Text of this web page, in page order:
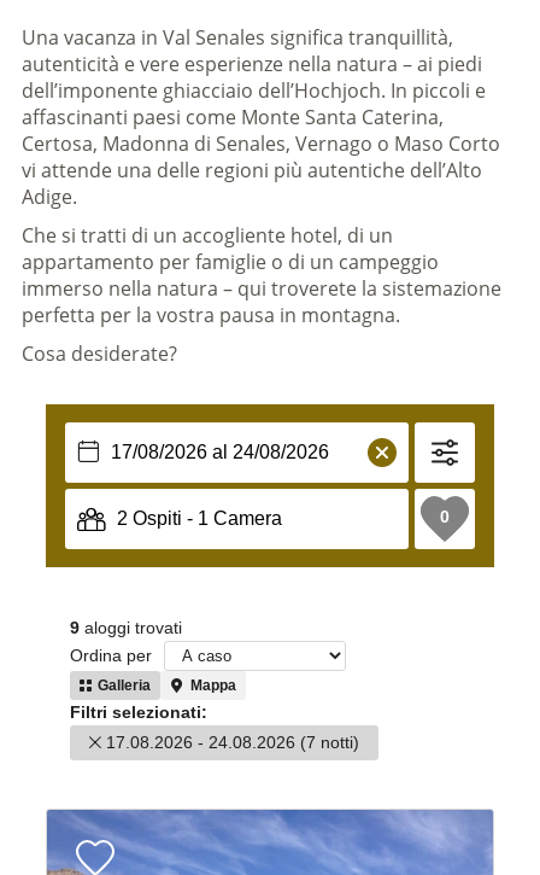
Una vacanza in Val Senales significa tranquillità,
autenticità e vere esperienze nella natura – ai piedi
dell’imponente ghiacciaio dell’Hochjoch. In piccoli e
affascinanti paesi come Monte Santa Caterina,
Certosa, Madonna di Senales, Vernago o Maso Corto
vi attende una delle regioni più autentiche dell’Alto
Adige.
Che si tratti di un accogliente hotel, di un
appartamento per famiglie o di un campeggio
immerso nella natura – qui troverete la sistemazione
perfetta per la vostra pausa in montagna.
Cosa desiderate?